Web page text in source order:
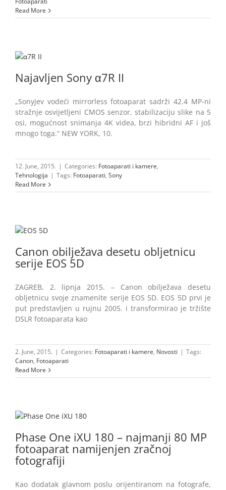
Read More
Najavljen Sony α7R II
„Sonyjev vodeći mirrorless fotoaparat sadrži 42.4 MP-ni
stražnje osvijetljeni CMOS senzor, stabilizaciju slike na 5
osi, mogućnost snimanja 4K videa, brzi hibridni AF i još
mnogo toga.“ NEW YORK, 10.
12. June, 2015. | Categories: Fotoaparati i kamere,
Tehnologija | Tags: Fotoaparati, Sony
Read More
Canon obilježava desetu obljetnicu
serije EOS 5D
ZAGREB, 2. lipnja 2015. – Canon obilježava desetu
obljetnicu svoje znamenite serije EOS 5D. EOS 5D prvi je
put predstavljen u rujnu 2005. i transformirao je tržište
DSLR fotoaparata kao
2. June, 2015. | Categories: Fotoaparati i kamere, Novosti | Tags:
Canon, Fotoaparati
Read More
Phase One iXU 180 – najmanji 80 MP
fotoaparat namijenjen zračnoj
fotografiji
Kao dodatak glavnom poslu orijentiranom na fotografe,